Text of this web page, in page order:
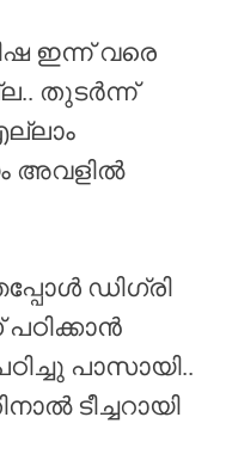
ഇന്ന് വരെ
തുടർന്ന്
അവളിൽ
ഡിഗ്രി
പാസായി..
ടീച്ചറായി